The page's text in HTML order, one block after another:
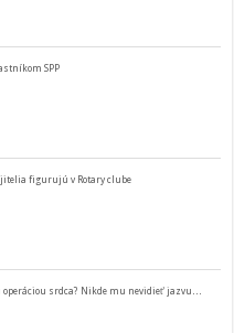
SPP
figurujú v Rotary clube
srdca? Nikde mu nevidieť jazvu…